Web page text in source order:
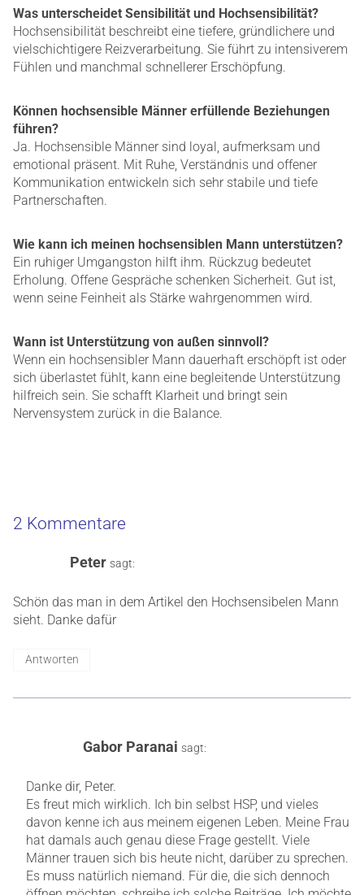
Was unterscheidet Sensibilität und Hochsensibilität?
Hochsensibilität beschreibt eine tiefere, gründlichere und
vielschichtigere Reizverarbeitung. Sie führt zu intensiverem
Fühlen und manchmal schnellerer Erschöpfung.
Können hochsensible Männer erfüllende Beziehungen
führen?
Ja. Hochsensible Männer sind loyal, aufmerksam und
emotional präsent. Mit Ruhe, Verständnis und offener
Kommunikation entwickeln sich sehr stabile und tiefe
Partnerschaften.
Wie kann ich meinen hochsensiblen Mann unterstützen?
Ein ruhiger Umgangston hilft ihm. Rückzug bedeutet
Erholung. Offene Gespräche schenken Sicherheit. Gut ist,
wenn seine Feinheit als Stärke wahrgenommen wird.
Wann ist Unterstützung von außen sinnvoll?
Wenn ein hochsensibler Mann dauerhaft erschöpft ist oder
sich überlastet fühlt, kann eine begleitende Unterstützung
hilfreich sein. Sie schafft Klarheit und bringt sein
Nervensystem zurück in die Balance.
2 Kommentare
Peter sagt:
Schön das man in dem Artikel den Hochsensibelen Mann
sieht. Danke dafür
Antworten
Gabor Paranai sagt:
Danke dir, Peter.
Es freut mich wirklich. Ich bin selbst HSP, und vieles
davon kenne ich aus meinem eigenen Leben. Meine Frau
hat damals auch genau diese Frage gestellt. Viele
Männer trauen sich bis heute nicht, darüber zu sprechen.
Es muss natürlich niemand. Für die, die sich dennoch